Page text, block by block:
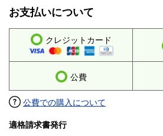
お支払いについて
クレジットカード
公費
公費での購入について
適格請求書発行